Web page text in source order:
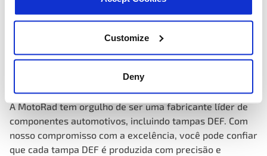
Customize
Deny
A MotoRad tem orgulho de ser uma fabricante líder de
componentes automotivos, incluindo tampas DEF. Com
nosso compromisso com a excelência, você pode confiar
que cada tampa DEF é produzida com precisão e